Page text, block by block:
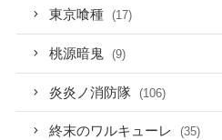
東京喰種 (17)
桃源暗鬼 (9)
炎炎ノ消防隊 (106)
終末のワルキューレ (35)